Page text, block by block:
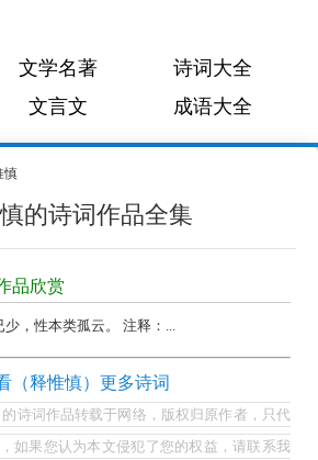
文学名著
诗词大全
文言文 成语大全
慎
的诗词作品全集
品欣赏
，性本类孤云。 注释：...
（释惟慎）更多诗词
诗词作品转载于网络，版权归原作者，只代
如果您认为本文侵犯了您的权益，请联系我